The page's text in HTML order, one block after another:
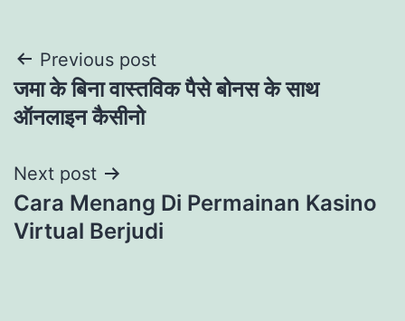
Post
navigation
Previous post
जमा के बिना वास्तविक पैसे बोनस के साथ
ऑनलाइन कैसीनो
Next post
Cara Menang Di Permainan Kasino
Virtual Berjudi